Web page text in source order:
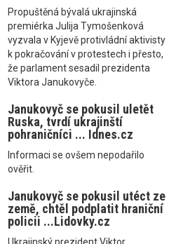
Propuštěná bývalá ukrajinská
premiérka Julija Tymošenková
vyzvala v Kyjevě protivládní aktivisty
k pokračování v protestech i přesto,
že parlament sesadil prezidenta
Viktora Janukovyče.
Janukovyč se pokusil uletět
Ruska, tvrdí ukrajinští
pohraničníci ... Idnes.cz
Informaci se ovšem nepodařilo
ověřit.
Janukovyč se pokusil utéct ze
země, chtěl podplatit hraniční
policii ...Lidovky.cz